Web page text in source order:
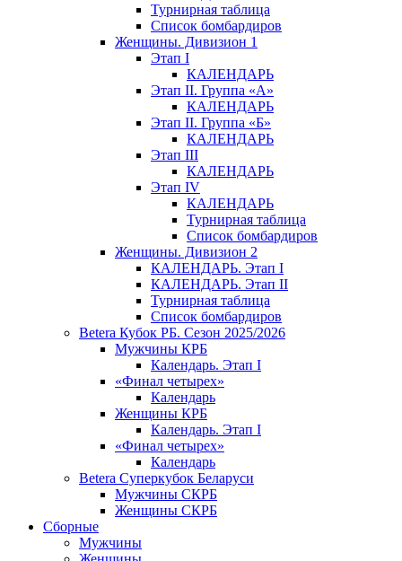
Турнирная таблица
Список бомбардиров
Женщины. Дивизион 1
Этап I
КАЛЕНДАРЬ
Этап II. Группа «А»
КАЛЕНДАРЬ
Этап II. Группа «Б»
КАЛЕНДАРЬ
Этап III
КАЛЕНДАРЬ
Этап IV
КАЛЕНДАРЬ
Турнирная таблица
Список бомбардиров
Женщины. Дивизион 2
КАЛЕНДАРЬ. Этап I
КАЛЕНДАРЬ. Этап II
Турнирная таблица
Список бомбардиров
Betera Кубок РБ. Сезон 2025/2026
Мужчины КРБ
Календарь. Этап I
«Финал четырех»
Календарь
Женщины КРБ
Календарь. Этап I
«Финал четырех»
Календарь
Betera Суперкубок Беларуси
Мужчины СКРБ
Женщины СКРБ
Сборные
Мужчины